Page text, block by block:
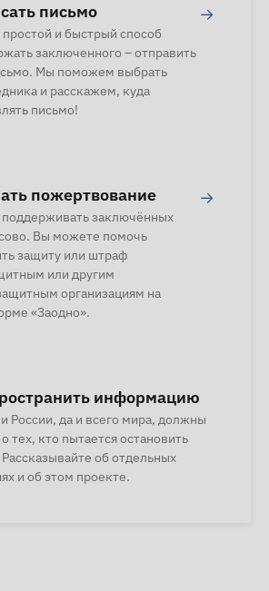
письмо
и быстрый способ
заключенного – отправить
Мы поможем выбрать
и расскажем, куда
письмо!
→
пожертвование
заключённых
Вы можете помочь
защиту или штраф
или другим
организациям на
«Заодно».
→
информацию
России, да и всего мира, должны
о тех, кто пытается остановить
об отдельных
и об этом проекте.